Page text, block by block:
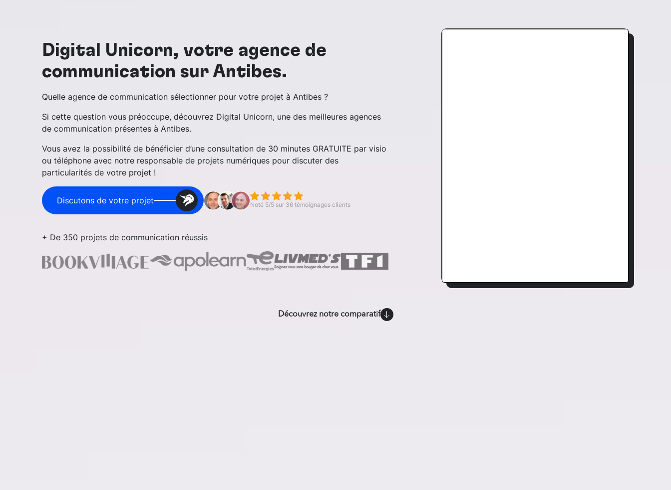
Digital Unicorn, votre agence de
communication sur Antibes.
Quelle agence de communication sélectionner pour votre projet à Antibes ?
Si cette question vous préoccupe, découvrez Digital Unicorn, une des meilleures agences
de communication présentes à Antibes.
Vous avez la possibilité de bénéficier d’une consultation de 30 minutes GRATUITE par visio
ou téléphone avec notre responsable de projets numériques pour discuter des
particularités de votre projet !
Discutons de votre projet Noté 5/5 sur 36 témoignages clients
+ De 350 projets de communication réussis
Découvrez notre comparatif